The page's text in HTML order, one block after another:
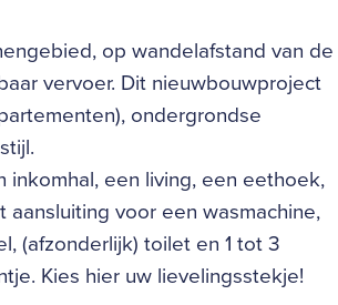
op wandelafstand van de
vervoer. Dit nieuwbouwproject
ondergrondse
een living, een eethoek,
voor een wasmachine,
(afzonderlijk) toilet en 1 tot 3
Kies hier uw lievelingsstekje!